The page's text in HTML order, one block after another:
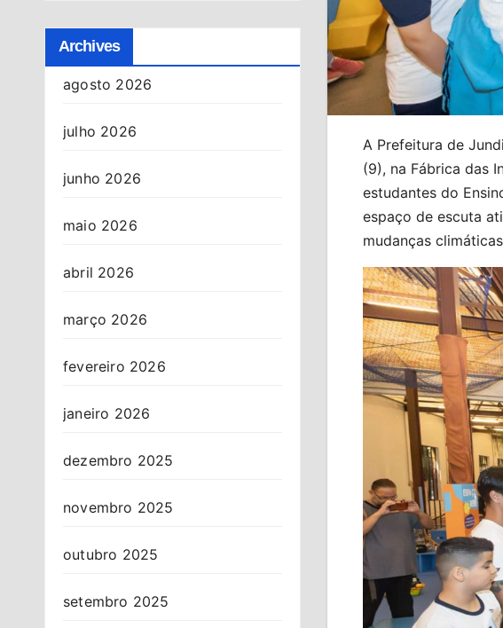
Archives
agosto 2026
julho 2026
junho 2026
maio 2026
abril 2026
março 2026
fevereiro 2026
janeiro 2026
dezembro 2025
novembro 2025
outubro 2025
setembro 2025
A Prefeitura de
(9), na Fábrica das
estudantes do
espaço de escuta
mudanças